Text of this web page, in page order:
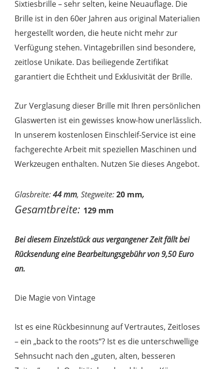
Menge
Sixtiesbrille – sehr selten, keine Neuauflage. Die
Brille ist in den 60er Jahren aus original Materialien
hergestellt worden, die heute nicht mehr zur
Verfügung stehen. Vintagebrillen sind besondere,
zeitlose Unikate. Das beiliegende Zertifikat
garantiert die Echtheit und Exklusivität der Brille.
Zur Verglasung dieser Brille mit Ihren persönlichen
Glaswerten ist ein gewisses know-how unerlässlich.
In unserem kostenlosen Einschleif-Service ist eine
fachgerechte Arbeit mit speziellen Maschinen und
Werkzeugen enthalten. Nutzen Sie dieses Angebot.
Glasbreite:44 mm, Stegweite:20 mm,
Gesamtbreite: 129 mm
Bei diesem Einzelstück aus vergangener Zeit fällt bei
Rücksendung eine Bearbeitungsgebühr von 9,50 Euro
an.
Die Magie von Vintage
Ist es eine Rückbesinnung auf Vertrautes, Zeitloses
– ein „back to the roots“? Ist es die unterschwellige
Sehnsucht nach den „guten, alten, besseren